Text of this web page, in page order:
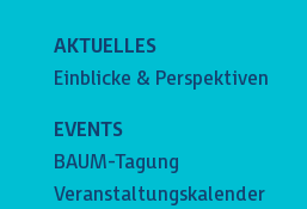
AKTUELLES
Einblicke & Perspektiven
EVENTS
BAUM-Tagung
Veranstaltungskalender